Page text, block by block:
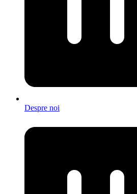
Despre noi